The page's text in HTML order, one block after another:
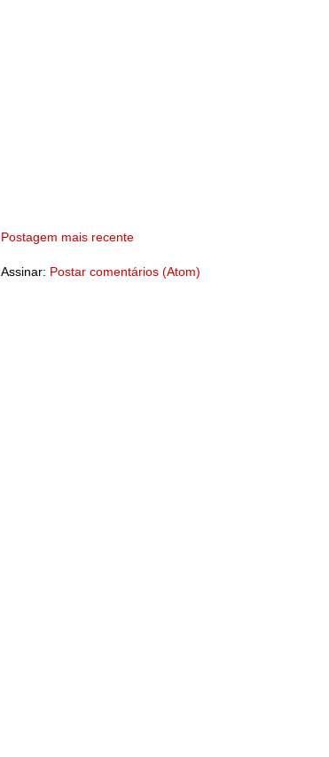
Postagem mais recente
Assinar: Postar comentários (Atom)